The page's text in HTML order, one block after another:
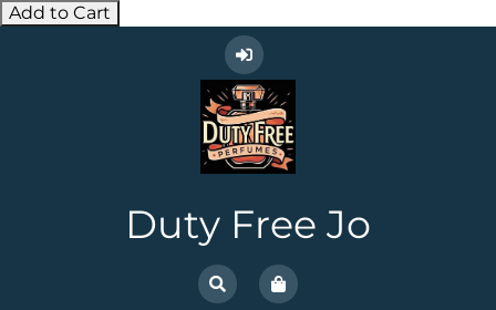
Add to Cart
Duty Free Jo